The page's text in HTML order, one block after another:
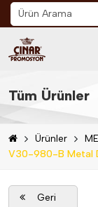
Ana Sayfa
Hakkımızda
Sektör
Mail Order
Tüm Ürünler
Ürünler
V30-980-B Metal
Geri